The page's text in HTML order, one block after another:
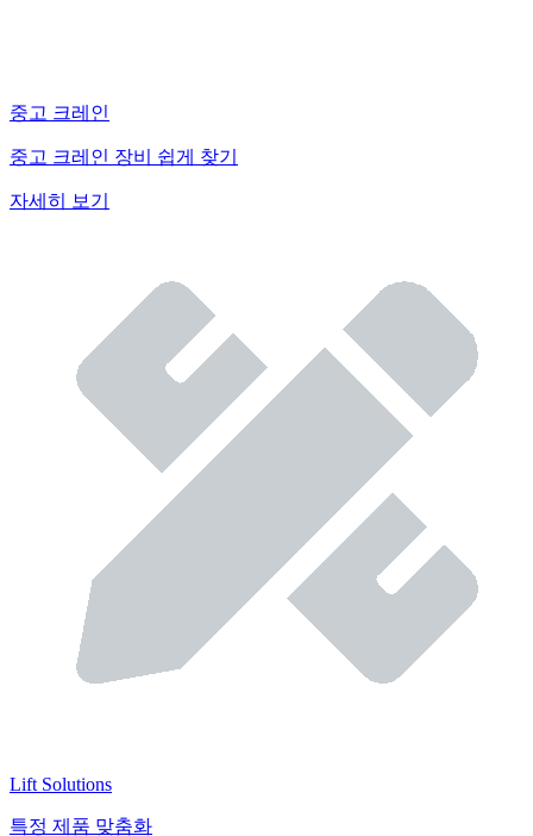
중고 크레인
중고 크레인 장비 쉽게 찾기
자세히 보기
Lift Solutions
특정 제품 맞춤화